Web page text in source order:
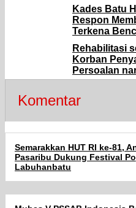
Kades Batu
Respon
Terkena
Rehabilitasi
Korban
Persoalan
Komentar
Semarakkan HUT RI ke-81,
Pasaribu Dukung Festival
Labuhanbatu